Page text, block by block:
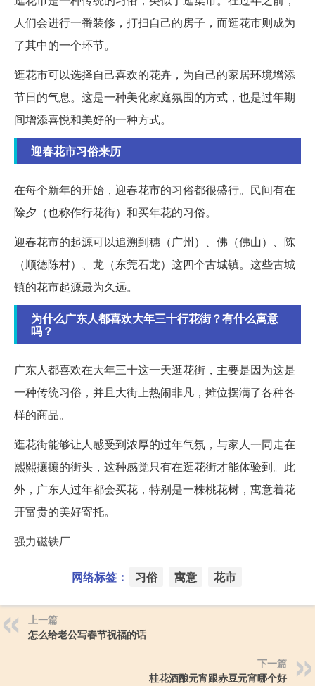
人们会进行一番装修，打扫自己的房子，而逛花市则成为
了其中的一个环节。
逛花市可以选择自己喜欢的花卉，为自己的家居环境增添
节日的气息。这是一种美化家庭氛围的方式，也是过年期
间增添喜悦和美好的一种方式。
迎春花市习俗来历
在每个新年的开始，迎春花市的习俗都很盛行。民间有在
除夕（也称作行花街）和买年花的习俗。
迎春花市的起源可以追溯到穗（广州）、佛（佛山）、陈
（顺德陈村）、龙（东莞石龙）这四个古城镇。这些古城
镇的花市起源最为久远。
为什么广东人都喜欢大年三十行花街？有什么寓意
吗？
广东人都喜欢在大年三十这一天逛花街，主要是因为这是
一种传统习俗，并且大街上热闹非凡，摊位摆满了各种各
样的商品。
逛花街能够让人感受到浓厚的过年气氛，与家人一同走在
熙熙攘攘的街头，这种感觉只有在逛花街才能体验到。此
外，广东人过年都会买花，特别是一株桃花树，寓意着花
开富贵的美好寄托。
强力磁铁厂
网络标签： 习俗 寓意 花市
上一篇
怎么给老公写春节祝福的话
下一篇
桂花酒酿元宵跟赤豆元宵哪个好